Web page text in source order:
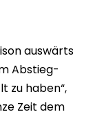
auswärts
Abstieg-
zu haben“,
Zeit dem